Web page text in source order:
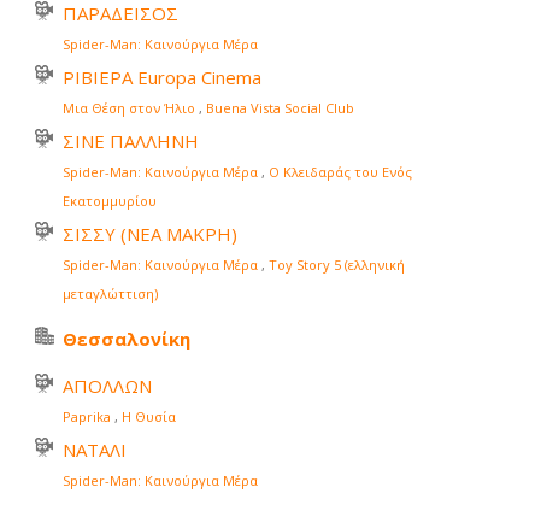
ΠΑΡΑΔΕΙΣΟΣ
Spider-Man: Καινούργια Μέρα
ΡΙΒΙΕΡΑ Europa Cinema
Μια Θέση στον Ήλιο , Buena Vista Social Club
ΣΙΝΕ ΠΑΛΛΗΝΗ
Spider-Man: Καινούργια Μέρα , Ο Κλειδαράς του Ενός
Εκατομμυρίου
ΣΙΣΣΥ (ΝΕΑ ΜΑΚΡΗ)
Spider-Man: Καινούργια Μέρα , Toy Story 5 (ελληνική
μεταγλώττιση)
Θεσσαλονίκη
ΑΠΟΛΛΩΝ
Paprika , Η Θυσία
ΝΑΤΑΛΙ
Spider-Man: Καινούργια Μέρα